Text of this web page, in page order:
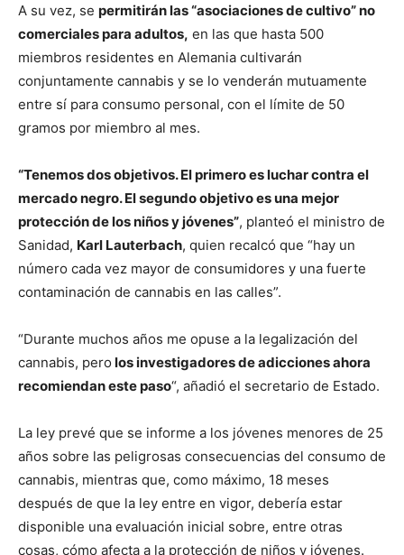
A su vez, se permitirán las “asociaciones de cultivo” no
comerciales para adultos, en las que hasta 500
miembros residentes en Alemania cultivarán
conjuntamente cannabis y se lo venderán mutuamente
entre sí para consumo personal, con el límite de 50
gramos por miembro al mes.
“Tenemos dos objetivos. El primero es luchar contra el
mercado negro. El segundo objetivo es una mejor
protección de los niños y jóvenes”, planteó el ministro de
Sanidad, Karl Lauterbach, quien recalcó que “hay un
número cada vez mayor de consumidores y una fuerte
contaminación de cannabis en las calles”.
“Durante muchos años me opuse a la legalización del
cannabis, pero los investigadores de adicciones ahora
recomiendan este paso“, añadió el secretario de Estado.
La ley prevé que se informe a los jóvenes menores de 25
años sobre las peligrosas consecuencias del consumo de
cannabis, mientras que, como máximo, 18 meses
después de que la ley entre en vigor, debería estar
disponible una evaluación inicial sobre, entre otras
cosas, cómo afecta a la protección de niños y jóvenes.